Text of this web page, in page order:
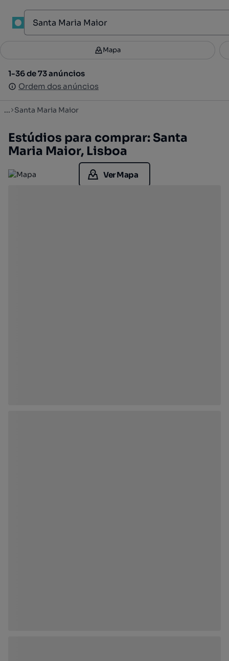
Filtros 2
1-36 de 73 anúncios
Ordem dos anúncios
Mapa
1-36 de 73 anúncios
Ordem dos anúncios
... Santa Maria Maior
Estúdios para comprar: Santa
Maria Maior, Lisboa
Ver Mapa